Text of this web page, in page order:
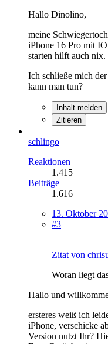
Hallo Dinolino,
meine
iPhone 16 Pro mit
starten hilft auch nix.
Ich schließe mich
kann man tun?
Inhalt melden
Zitieren
schlingo
Reaktionen
1.415
Beiträge
1.616
13. Oktober
#3
Zitat von
Woran liegt
Hallo und
ersteres weiß ich
iPhone, verschicke
Version nutzt Ihr?